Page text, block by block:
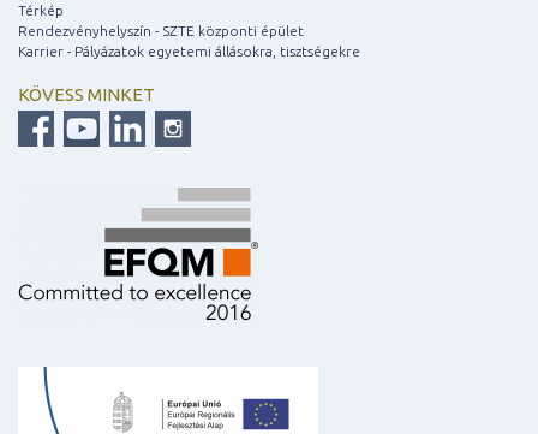
Térkép
Rendezvényhelyszín - SZTE központi épület
Karrier - Pályázatok egyetemi állásokra, tisztségekre
KÖVESS MINKET